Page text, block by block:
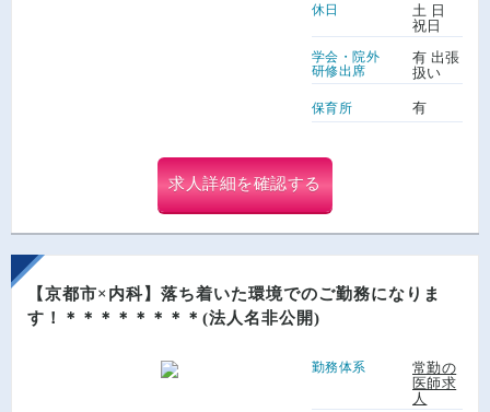
休日
土 日
祝日
学会・院外
研修出席
有 出張
扱い
保育所 有
求人詳細を確認する
【京都市×内科】落ち着いた環境でのご勤務になりま
す！＊＊＊＊＊＊＊＊(法人名非公開)
勤務体系
常勤の
医師求
人